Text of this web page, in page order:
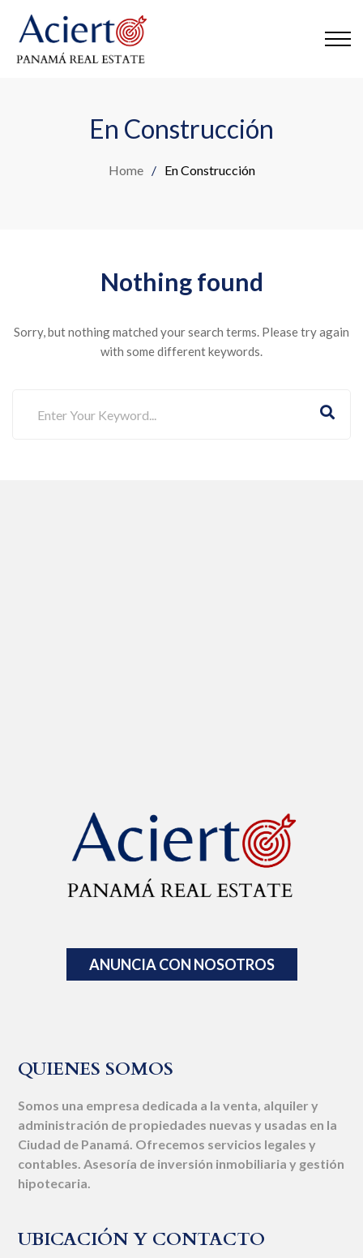
En Construcción
Home / En Construcción
Nothing found
Sorry, but nothing matched your search terms. Please try again
with some different keywords.
ANUNCIA CON NOSOTROS
QUIENES SOMOS
Somos una empresa dedicada a la venta, alquiler y
administración de propiedades nuevas y usadas en la
Ciudad de Panamá. Ofrecemos servicios legales y
contables. Asesoría de inversión inmobiliaria y gestión
hipotecaria.
UBICACIÓN Y CONTACTO